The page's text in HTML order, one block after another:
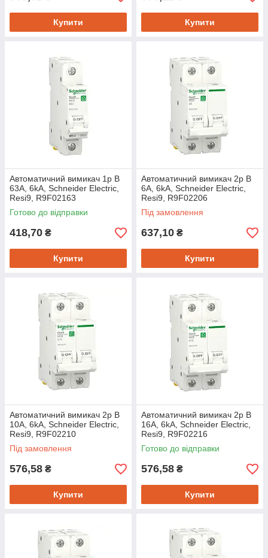
Купити Купити
Автоматичний вимикач 1p B
63A, 6kA, Schneider Electric,
Resi9, R9F02163
Готово до відправки
418,70 ₴
Купити
Автоматичний вимикач 2p B
6A, 6kA, Schneider Electric,
Resi9, R9F02206
Під замовлення
637,10 ₴
Купити
Автоматичний вимикач 2p B
10A, 6kA, Schneider Electric,
Resi9, R9F02210
Під замовлення
576,58 ₴
Купити
Автоматичний вимикач 2p B
16A, 6kA, Schneider Electric,
Resi9, R9F02216
Готово до відправки
576,58 ₴
Купити